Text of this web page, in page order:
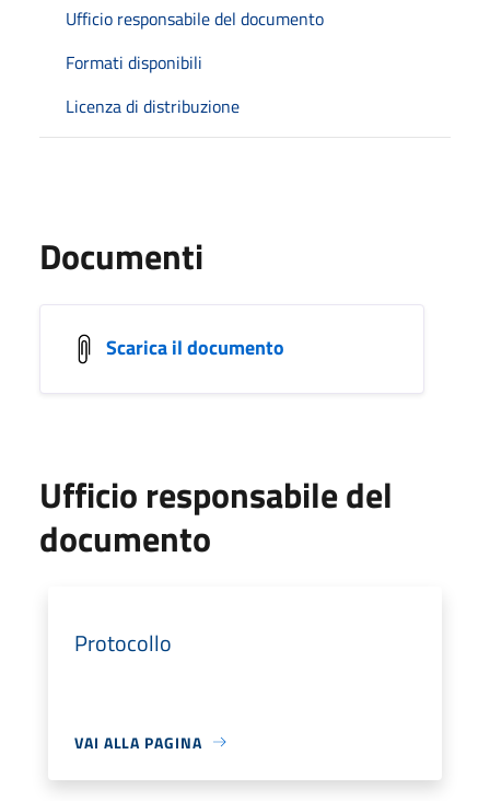
Ufficio responsabile del documento
Formati disponibili
Licenza di distribuzione
Documenti
Scarica il documento
Ufficio responsabile del
documento
Protocollo
VAI ALLA PAGINA